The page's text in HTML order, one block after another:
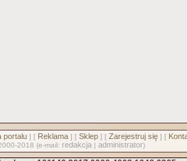
portalu] [ Reklama] [ Sklep] [ Zarejestruj się] [
2018 (e-mail: redakcja | administrator)